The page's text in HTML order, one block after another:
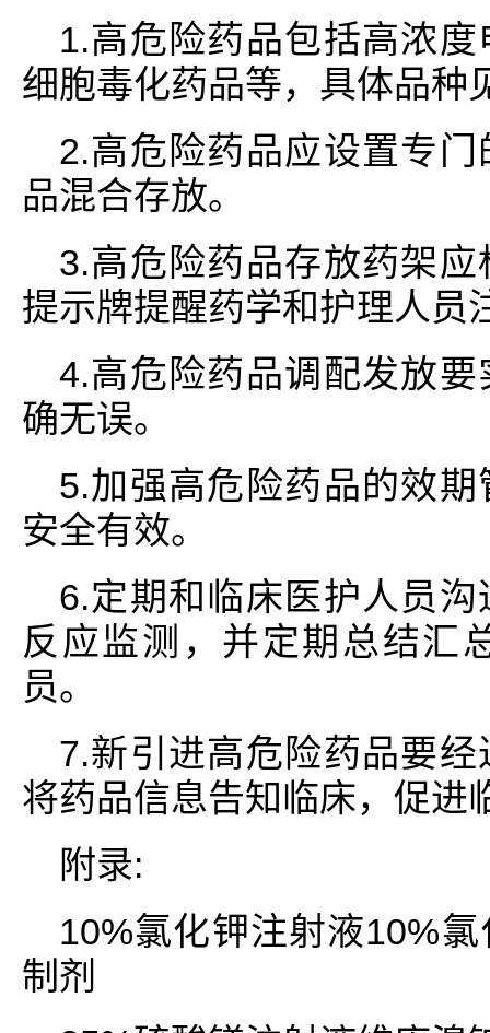
1.高危险药品包括高浓
细胞毒化药品等，具体品种
2.高危险药品应设置专
品混合存放。
3.高危险药品存放药架
提示牌提醒药学和护理人员
4.高危险药品调配发放
确无误。
5.加强高危险药品的效
安全有效。
6.定期和临床医护人员
反应监测，并定期总结汇
员。
7.新引进高危险药品要
将药品信息告知临床，促进
附录:
10%氯化钾注射液10%
制剂